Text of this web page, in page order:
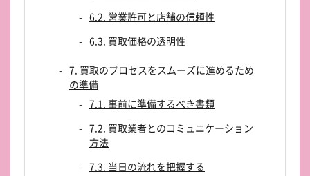
6.2. 営業許可と店舗の信頼性
6.3. 買取価格の透明性
7. 買取のプロセスをスムーズに進めるため
の準備
7.1. 事前に準備するべき書類
7.2. 買取業者とのコミュニケーション
方法
7.3. 当日の流れを把握する